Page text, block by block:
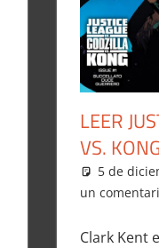
LEER
VS.
5 de
un
Clark Kent